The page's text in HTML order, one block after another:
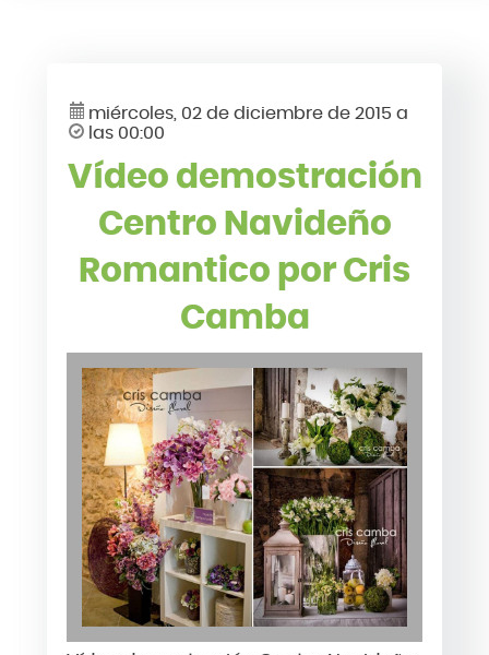
miércoles, 02 de diciembre de 2015 a
las 00:00
Vídeo demostración
Centro Navideño
Romantico por Cris
Camba